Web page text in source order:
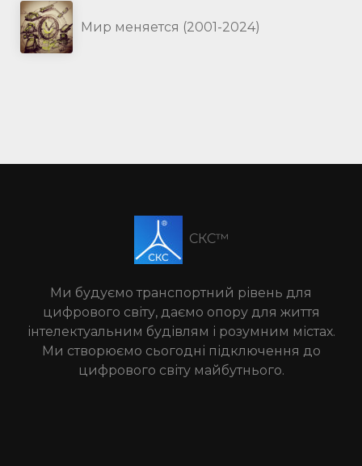
Мир меняется (2001-2024)
СКС™
Ми будуємо транспортний рівень для
цифрового світу, даємо опору для життя
інтелектуальним будівлям і розумним містах.
Ми створюємо сьогодні підключення до
цифрового світу майбутнього.